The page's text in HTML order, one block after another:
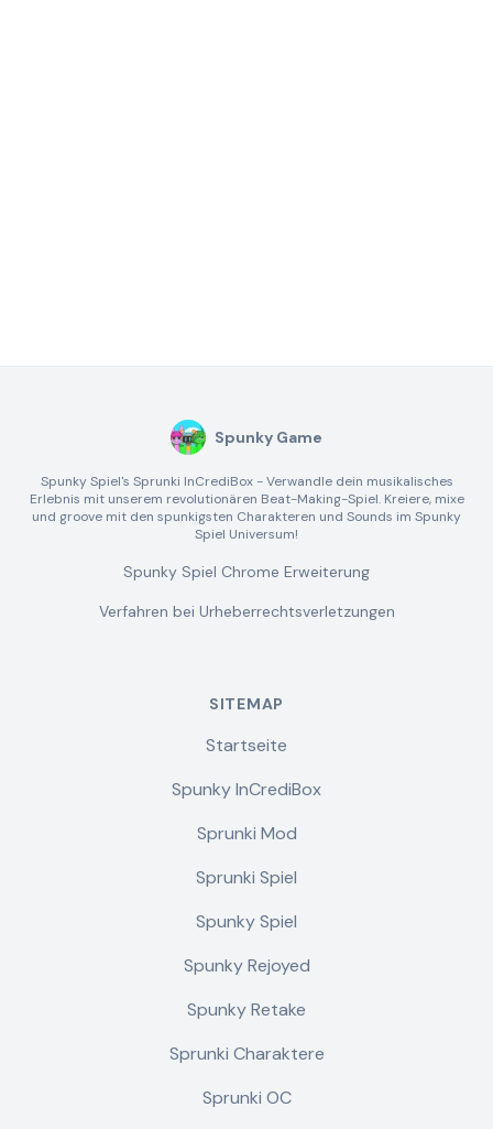
Spunky Game
Spunky Spiel's Sprunki InCrediBox - Verwandle dein musikalisches
Erlebnis mit unserem revolutionären Beat-Making-Spiel. Kreiere, mixe
und groove mit den spunkigsten Charakteren und Sounds im Spunky
Spiel Universum!
Spunky Spiel Chrome Erweiterung
Verfahren bei Urheberrechtsverletzungen
SITEMAP
Startseite
Spunky InCrediBox
Sprunki Mod
Sprunki Spiel
Spunky Spiel
Spunky Rejoyed
Spunky Retake
Sprunki Charaktere
Sprunki OC